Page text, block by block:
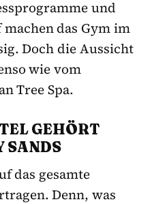
und
das Gym im
Doch die Aussicht
wie vom
Tree Spa.
GEHÖRT
SANDS
das gesamte
Denn, was